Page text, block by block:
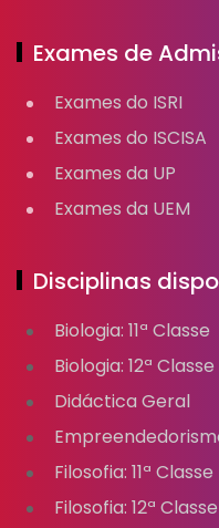
Exames de
Exames do ISRI
Exames do ISCISA
Exames da UP
Exames da UEM
Disciplinas
Biologia: 11ª Classe
Biologia: 12ª Classe
Didáctica Geral
Filosofia: 11ª Classe
Filosofia: 12ª Classe